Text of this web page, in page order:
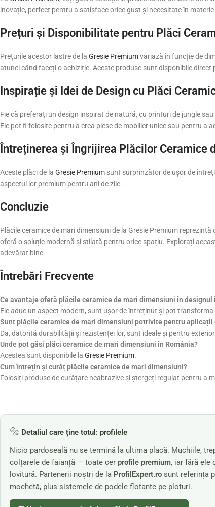
inovație, perfect pentru a satisface orice gust și necesitate în
Prețuri și Disponibilitate pentru Plăci
Prețurile acestor lastre de la Gresie Premiumvariază în funcție de
atunci când faceți o achiziție. Aceste produse sunt disponibile direct
Inspirație și Idei de Design cu Plăci
Fie că preferați un design inspirat de natură, cu printuri de jungle
Ele pot fi folosite pentru a crea piese de mobilier unice sau pentru a
Întreținerea și Îngrijirea Plăcilor Ceramice
Aceste plăci de la Gresie Premium sunt surprinzător de ușor de
aspectul lor premium pentru ani de zile.
Concluzie
Plăcile ceramice de mari dimensiuni de la Gresie Premium
oferă o soluție modernă și stilată pentru orice spațiu. Explorați
adevărat bine.
Întrebări Frecvente
Ce avantaje oferă plăcile ceramice de mari dimensiuni în designul
Ele aduc un aspect modern, sunt ușor de întreținut și pot
Sunt plăcile ceramice de mari dimensiuni potrivite pentru aplicații
Da, datorită durabilității și rezistenței lor, sunt ideale și pentru
Unde pot găsi plăci ceramice de mari dimensiuni în România?
Acestea sunt disponibile la Gresie Premium.
Cum întrețin și curăț plăcile ceramice de mari dimensiuni?
Folosiți produse de curățare neabrazive și ștergeți regulat pentru a
🔩 Detaliul care ține totul: profilele
Nicio pardoseală nu se termină la ultima placă. Muchiile,
colțarele de faianță — toate cer profile premium, iar fără ele
lovitură. Partenerii noștri de la ProfilExpert.ro sunt referința
mochetă, plus sistemele de podele flotante pe ploturi.